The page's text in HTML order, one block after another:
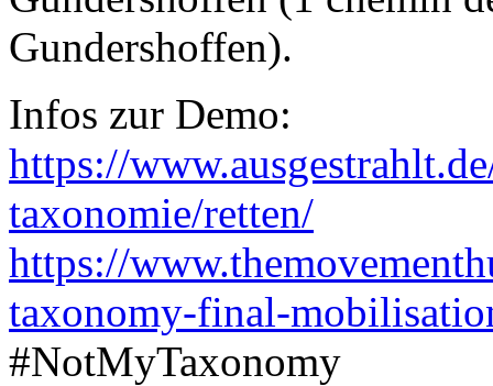
Gundershoffen).
Infos zur Demo:
https://
taxonomie/retten/
https://
taxonomy-final-
#NotMyTaxonomy